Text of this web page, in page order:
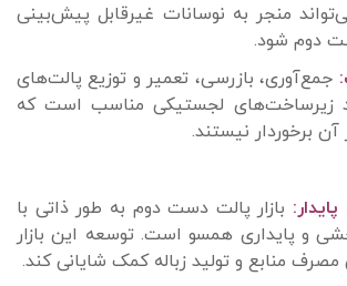
منجر به نوسانات غیرقابل پیش‌بینی
دوم شود.
جمع‌آوری، بازرسی، تعمیر و توزیع پالت‌های
زیرساخت‌های لجستیکی مناسب است که
آن برخوردار نیستند.
بازار پالت دست دوم به طور ذاتی با
و پایداری همسو است. توسعه این بازار
منابع و تولید زباله کمک شایانی کند.